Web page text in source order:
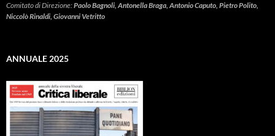
Comitato di Direzione:Paolo Bagnoli, Antonella Braga, Antonio Caputo, Pietro Polito,
Niccolò Rinaldi, Giovanni Vetritto
ANNUALE 2025